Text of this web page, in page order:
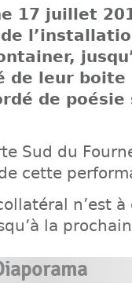
17 juillet
de leur
de
Sud du
cette
n’est à
la